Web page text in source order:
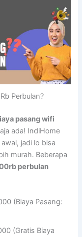
Perbulan?
pasang wifi
ada! IndiHome
jadi lo bisa
murah. Beberapa
perbulan
(Biaya Pasang:
(Gratis Biaya